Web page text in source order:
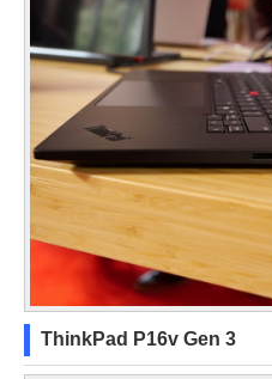
ThinkPad P16v Gen 3